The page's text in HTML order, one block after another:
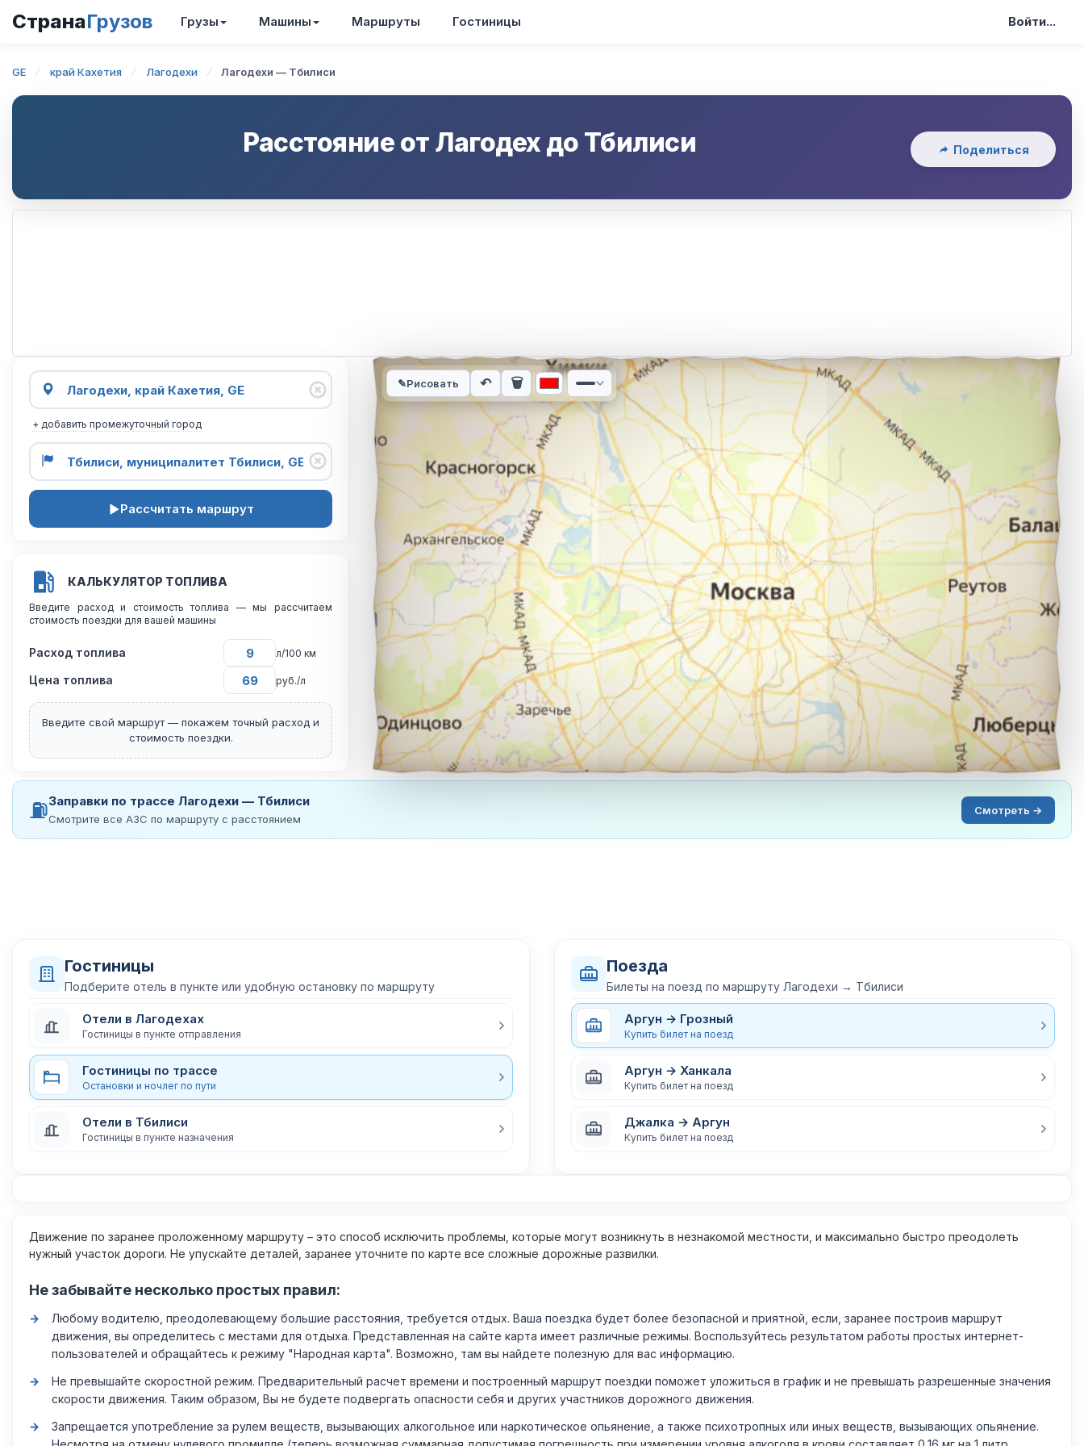
СтранаГрузов Грузы Машины Маршруты Гостиницы Войти...
GE край Кахетия Лагодехи Лагодехи — Тбилиси
Расстояние от Лагодех до Тбилиси Поделиться
+ добавить промежуточный город
Рассчитать маршрут
КАЛЬКУЛЯТОР ТОПЛИВА
Введите расход и стоимость топлива — мы рассчитаем
стоимость поездки для вашей машины
Расход топлива л/100 км
Цена топлива руб./л
Введите свой маршрут — покажем точный расход и
стоимость поездки.
Интерактивная карта автомобильного маршрута из города Лагодехи в город Тбилиси.
✎Рисовать ↶ 🗑
⛽Заправки по трассе Лагодехи — Тбилиси
Смотрите все АЗС по маршруту с расстоянием
Смотреть →
Гостиницы
Подберите отель в пункте или удобную остановку по маршруту
Отели в Лагодехах
Гостиницы в пункте отправления
Гостиницы по трассе
Остановки и ночлег по пути
Отели в Тбилиси
Гостиницы в пункте назначения
Поезда
Билеты на поезд по маршруту Лагодехи → Тбилиси
Аргун → Грозный
Купить билет на поезд
Аргун → Ханкала
Купить билет на поезд
Джалка → Аргун
Купить билет на поезд
Движение по заранее проложенному маршруту – это способ исключить проблемы, которые могут возникнуть в незнакомой местности, и максимально быстро преодолеть
нужный участок дороги. Не упускайте деталей, заранее уточните по карте все сложные дорожные развилки.
Не забывайте несколько простых правил:
Любому водителю, преодолевающему большие расстояния, требуется отдых. Ваша поездка будет более безопасной и приятной, если, заранее построив маршрут
движения, вы определитесь с местами для отдыха. Представленная на сайте карта имеет различные режимы. Воспользуйтесь результатом работы простых интернет-
пользователей и обращайтесь к режиму "Народная карта". Возможно, там вы найдете полезную для вас информацию.
Не превышайте скоростной режим. Предварительный расчет времени и построенный маршрут поездки поможет уложиться в график и не превышать разрешенные значения
скорости движения. Таким образом, Вы не будете подвергать опасности себя и других участников дорожного движения.
Запрещается употребление за рулем веществ, вызывающих алкогольное или наркотическое опьянение, а также психотропных или иных веществ, вызывающих опьянение.